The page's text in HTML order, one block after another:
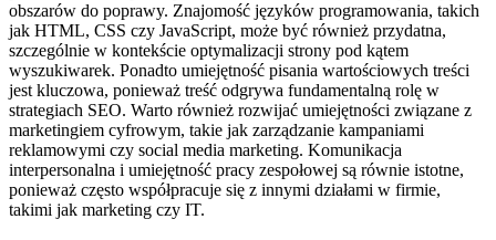
obszarów do poprawy. Znajomość języków programowania, takich
jak HTML, CSS czy JavaScript, może być również przydatna,
szczególnie w kontekście optymalizacji strony pod kątem
wyszukiwarek. Ponadto umiejętność pisania wartościowych treści
jest kluczowa, ponieważ treść odgrywa fundamentalną rolę w
strategiach SEO. Warto również rozwijać umiejętności związane z
marketingiem cyfrowym, takie jak zarządzanie kampaniami
reklamowymi czy social media marketing. Komunikacja
interpersonalna i umiejętność pracy zespołowej są równie istotne,
ponieważ często współpracuje się z innymi działami w firmie,
takimi jak marketing czy IT.